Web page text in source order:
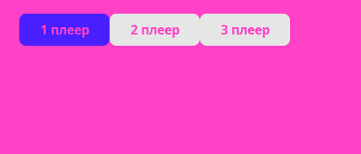
1 плеер 2 плеер 3 плеер